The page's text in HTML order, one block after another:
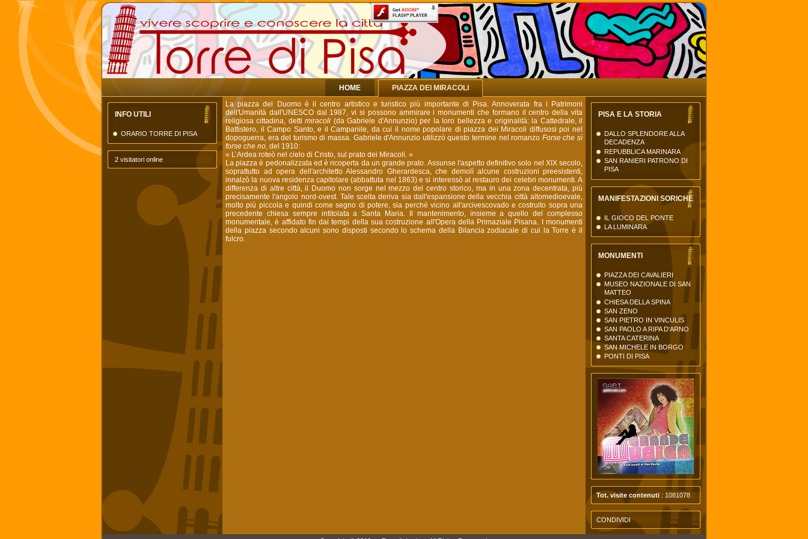
La Torre di Pisa
il nuovo portale della città
di Pisa
HOME PIAZZA DEI MIRACOLI
INFO UTILI
ORARIO TORRE DI PISA
2 visitatori online
La piazza del Duomo è il centro artistico e turistico più importante di Pisa. Annoverata fra i Patrimoni
dell'Umanità dall'UNESCO dal 1987, vi si possono ammirare i monumenti che formano il centro della vita
religiosa cittadina, dettimiracoli (da Gabriele d'Annunzio) per la loro bellezza e originalità: la Cattedrale, il
Battistero, il Campo Santo, e il Campanile, da cui il nome popolare di piazza dei Miracoli diffusosi poi nel
dopoguerra, era del turismo di massa. Gabriele d'Annunzio utilizzò questo termine nel romanzo Forse che sì
forse che no, del 1910:
« L’Ardea roteò nel cielo di Cristo, sul prato dei Miracoli. »
La piazza è pedonalizzata ed è ricoperta da un grande prato. Assunse l'aspetto definitivo solo nel XIX secolo,
soprattutto ad opera dell'architetto Alessandro Gherardesca, che demolì alcune costruzioni preesistenti,
innalzò la nuova residenza capitolare (abbattuta nel 1863) e si interessò al restauro dei celebri monumenti. A
differenza di altre città, il Duomo non sorge nel mezzo del centro storico, ma in una zona decentrata, più
precisamente l'angolo nord-ovest. Tale scelta deriva sia dall'espansione della vecchia città altomedioevale,
molto più piccola e quindi come segno di potere, sia perché vicino all'arcivescovado e costruito sopra una
precedente chiesa sempre intitolata a Santa Maria. Il mantenimento, insieme a quello del complesso
monumentale, è affidato fin dai tempi della sua costruzione all'Opera della Primaziale Pisana. I monumenti
della piazza secondo alcuni sono disposti secondo lo schema della Bilancia zodiacale di cui la Torre è il
fulcro.
PISA E LA STORIA
DALLO SPLENDORE ALLA
DECADENZA
REPUBBLICA MARINARA
SAN RANIERI PATRONO DI
PISA
MANIFESTAZIONI SORICHE
IL GIOCO DEL PONTE
LA LUMINARA
MONUMENTI
PIAZZA DEI CAVALIERI
MUSEO NAZIONALE DI SAN
MATTEO
CHIESA DELLA SPINA
SAN ZENO
SAN PIETRO IN VINCULIS
SAN PAOLO A RIPA D'ARNO
SANTA CATERINA
SAN MICHELE IN BORGO
PONTI DI PISA
Tot. visite contenuti : 1081078
CONDIVIDI